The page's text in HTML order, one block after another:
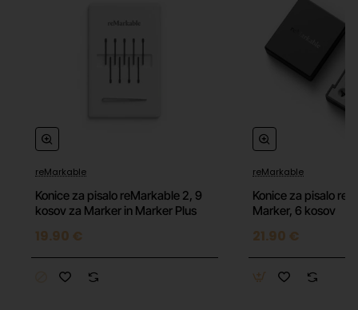
– Povežite se z oblačnimi storitvami
za dostop do datotek kjerkoli.
Urejanje PDF-jev in dodajanje opomb
Enostavno označite in uredite PDF-je za boljšo
Shranite dokumente, spletne strani in
PowerPoint predstavitve za enostaven dostop.
Prenosna digitalna tabla
– Uporabite
reMarkable Paper Pro kot prenosno tablo za
skiciranje, zapisovanje in vizualizacijo idej na
sestankih.
Vsebina paketa:
reMarkable
Konice za pisalo reMarkable 2, 9
kosov za Marker in Marker Plus
19.90 €
reMarkable
Konice za pisalo
Marker, 6 kosov
21.90 €